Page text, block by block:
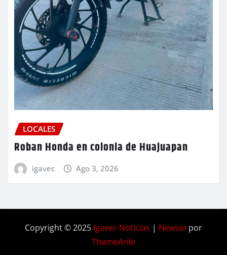
LOCALES
Roban Honda en colonia de Huajuapan
igavec Ago 3, 2026
Copyright © 2025 Igavec Noticias | Newsio por
ThemeArile